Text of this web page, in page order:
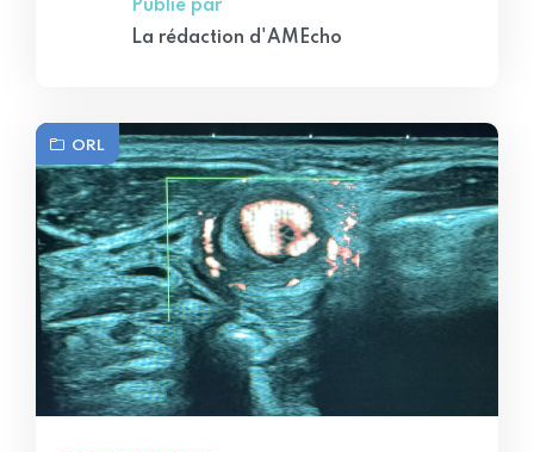
Publié par
La rédaction d'AMEcho
ORL